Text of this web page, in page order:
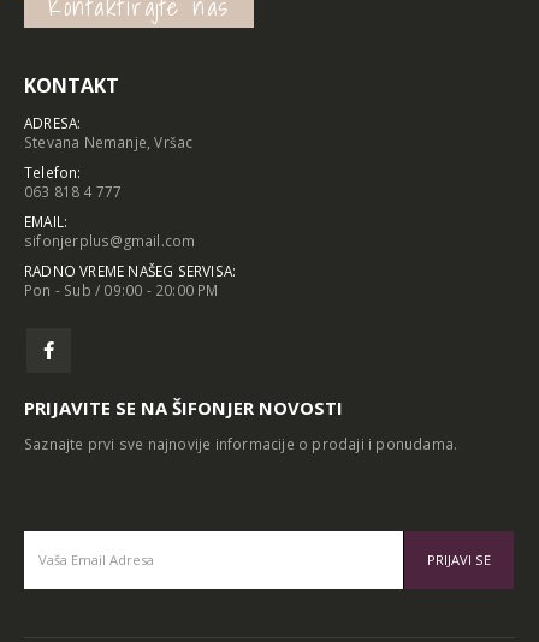
KONTAKT
Stevana Nemanje, Vršac
Telefon:
063 818 4 777
sifonjerplus@gmail.com
RADNO VREME NAŠEG SERVISA:
Pon - Sub / 09:00 - 20:00 PM
PRIJAVITE SE NA ŠIFONJER NOVOSTI
Saznajte prvi sve najnovije informacije o prodaji i ponudama.
Alternative: